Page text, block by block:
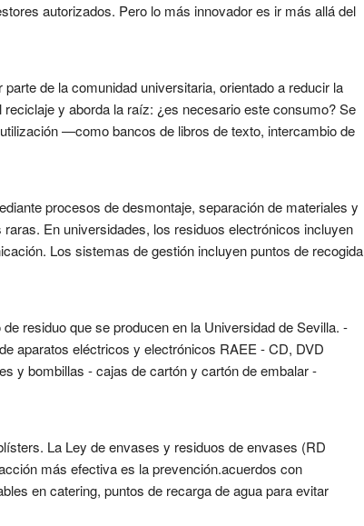
autorizados. Pero lo más innovador es ir más allá del
de la comunidad universitaria, orientado a reducir la
y aborda la raíz: ¿es necesario este consumo? Se
—como bancos de libros de texto, intercambio de
procesos de desmontaje, separación de materiales y
En universidades, los residuos electrónicos incluyen
Los sistemas de gestión incluyen puntos de recogida
residuo que se producen en la Universidad de Sevilla. -
aparatos eléctricos y electrónicos RAEE - CD, DVD
y bombillas - cajas de cartón y cartón de embalar -
La Ley de envases y residuos de envases (RD
más efectiva es la prevención.acuerdos con
en catering, puntos de recarga de agua para evitar